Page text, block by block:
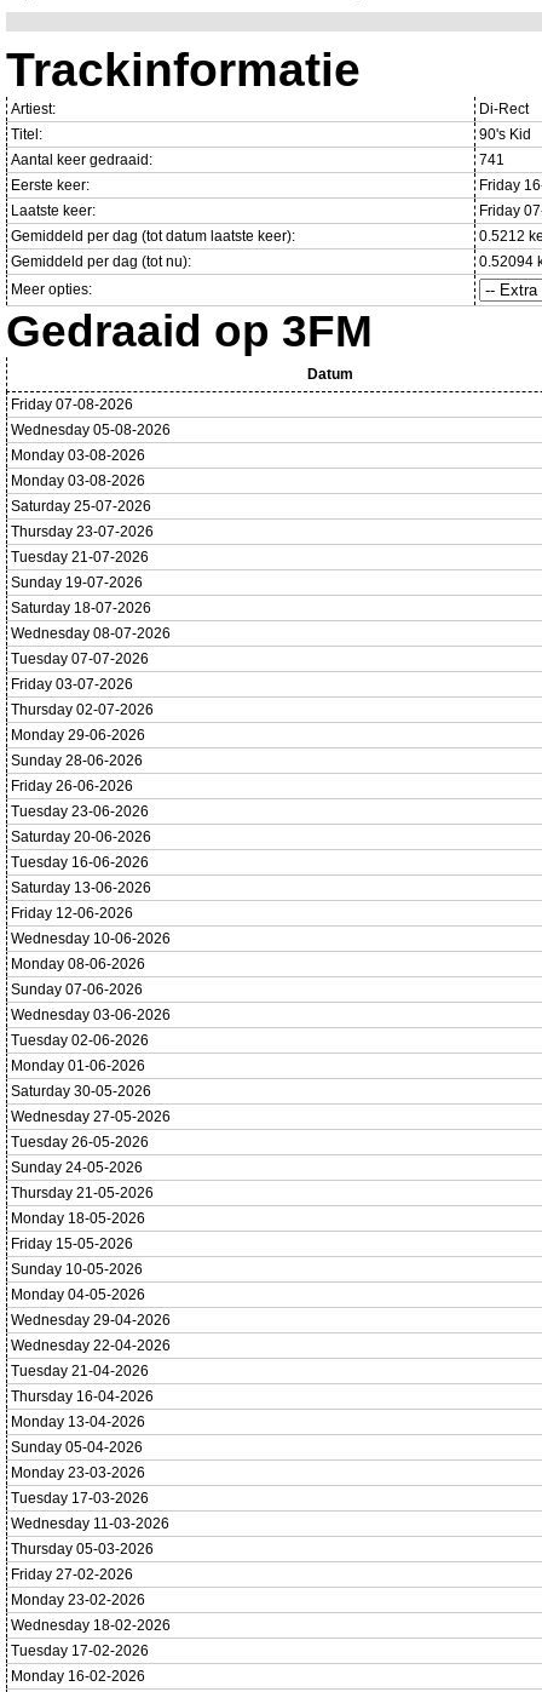
Trackinformatie
Artiest:
Di-Rect
Titel:
90's Kid
Aantal keer gedraaid:
741
Eerste keer:
Friday
Laatste keer:
Friday
Gemiddeld per dag (tot datum laatste keer):
0.5212
Gemiddeld per dag (tot nu):
0.52094
Meer opties:
Gedraaid op 3FM
Datum
Friday 07-08-2026
Wednesday 05-08-2026
Monday 03-08-2026
Monday 03-08-2026
Saturday 25-07-2026
Thursday 23-07-2026
Tuesday 21-07-2026
Sunday 19-07-2026
Saturday 18-07-2026
Wednesday 08-07-2026
Tuesday 07-07-2026
Friday 03-07-2026
Thursday 02-07-2026
Monday 29-06-2026
Sunday 28-06-2026
Friday 26-06-2026
Tuesday 23-06-2026
Saturday 20-06-2026
Tuesday 16-06-2026
Saturday 13-06-2026
Friday 12-06-2026
Wednesday 10-06-2026
Monday 08-06-2026
Sunday 07-06-2026
Wednesday 03-06-2026
Tuesday 02-06-2026
Monday 01-06-2026
Saturday 30-05-2026
Wednesday 27-05-2026
Tuesday 26-05-2026
Sunday 24-05-2026
Thursday 21-05-2026
Monday 18-05-2026
Friday 15-05-2026
Sunday 10-05-2026
Monday 04-05-2026
Wednesday 29-04-2026
Wednesday 22-04-2026
Tuesday 21-04-2026
Thursday 16-04-2026
Monday 13-04-2026
Sunday 05-04-2026
Monday 23-03-2026
Tuesday 17-03-2026
Wednesday 11-03-2026
Thursday 05-03-2026
Friday 27-02-2026
Monday 23-02-2026
Wednesday 18-02-2026
Tuesday 17-02-2026
Monday 16-02-2026